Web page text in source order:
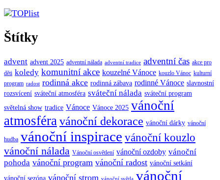
Štítky
advent advent 2025 adventní nálada adventní tradice adventní čas akce pro
děti koledy komunitní akce kouzelné Vánoce kouzlo Vánoc kulturní
program radost rodinná akce rodinná zábava rodinné Vánoce slavnostní
rozsvícení sváteční atmosféra sváteční nálada sváteční program
světelná show tradice Vánoce Vánoce 2025 vánoční
atmosféravánoční dekorace vánoční dárky vánoční
hudba vánoční inspirace vánoční kouzlo
vánoční nálada Vánoční osvětlení vánoční ozdoby vánoční
pohoda vánoční program vánoční radost vánoční setkání
vánoční sezóna vánoční strom vánoční světla vánoční